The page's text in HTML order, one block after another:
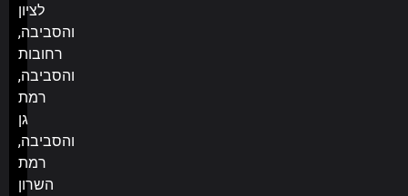
לציון
והסביבה,
רחובות
והסביבה,
רמת
גן
והסביבה,
רמת
השרון